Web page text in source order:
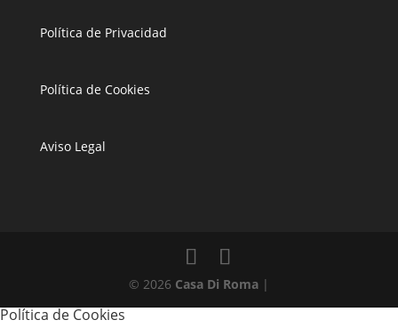
Política de Privacidad
Política de Cookies
Aviso Legal
© 2026 Casa Di Roma|
Política de Cookies